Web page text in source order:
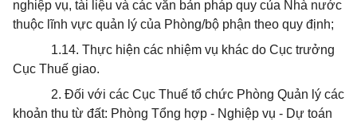
nghiệp vụ, tài liệu và các văn bản pháp quy của Nhà nước
thuộc lĩnh vực quản lý của Phòng/bộ phận theo quy định;
1.14. Thực hiện các nhiệm vụ khác do Cục trưởng
Cục Thuế giao.
2. Đối với các Cục Thuế tổ chức Phòng Quản lý các
khoản thu từ đất: Phòng Tổng hợp - Nghiệp vụ - Dự toán